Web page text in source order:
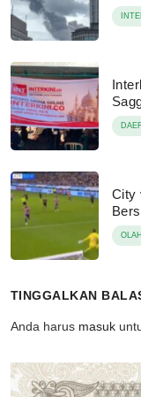
City
TINGGALKAN
Anda harus masuk